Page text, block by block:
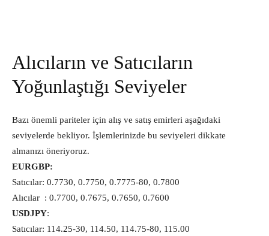
Alıcıların ve Satıcıların
Yoğunlaştığı Seviyeler
Bazı önemli pariteler için alış ve satış emirleri aşağıdaki
seviyelerde bekliyor. İşlemlerinizde bu seviyeleri dikkate
almanızı öneriyoruz.
EURGBP:
Satıcılar: 0.7730, 0.7750, 0.7775-80, 0.7800
Alıcılar : 0.7700, 0.7675, 0.7650, 0.7600
USDJPY:
Satıcılar: 114.25-30, 114.50, 114.75-80, 115.00